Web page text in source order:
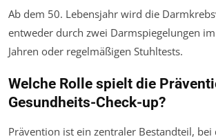
Ab dem 50. Lebensjahr wird die
entweder durch zwei Darmspiegelungen
Jahren oder regelmäßigen Stuhltests.
Welche Rolle spielt die
Gesundheits-Check-up?
Prävention ist ein zentraler Bestandteil,